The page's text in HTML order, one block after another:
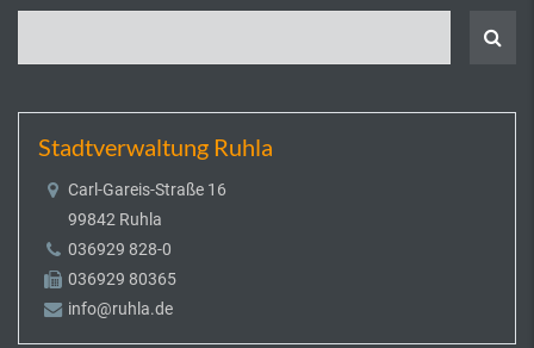
Stadtverwaltung Ruhla
Carl-Gareis-Straße 16
99842 Ruhla
036929 828-0
036929 80365
info@ruhla.de